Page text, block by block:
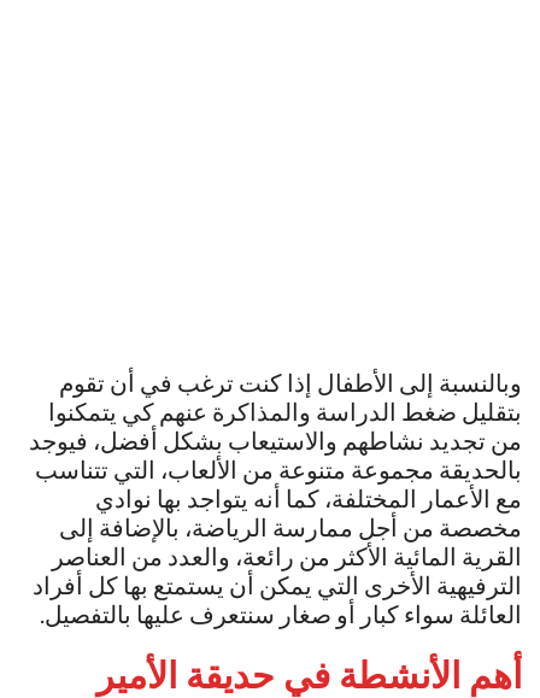
وبالنسبة إلى الأطفال إذا كنت ترغب في أن تقوم
بتقليل ضغط الدراسة والمذاكرة عنهم كي يتمكنوا
من تجديد نشاطهم والاستيعاب بشكل أفضل، فيوجد
بالحديقة مجموعة متنوعة من الألعاب، التي تتناسب
مع الأعمار المختلفة، كما أنه يتواجد بها نوادي
مخصصة من أجل ممارسة الرياضة، بالإضافة إلى
القرية المائية الأكثر من رائعة، والعدد من العناصر
الترفيهية الأخرى التي يمكن أن يستمتع بها كل أفراد
العائلة سواء كبار أو صغار سنتعرف عليها بالتفصيل.
أهم الأنشطة في حديقة الأمير